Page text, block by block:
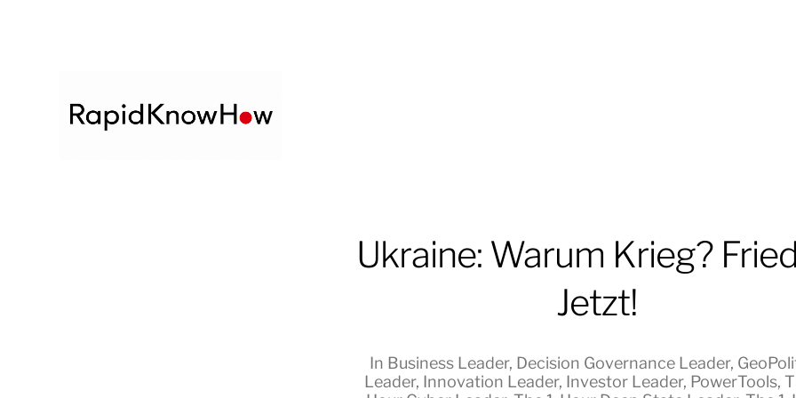
Ukraine: Warum Krieg?
Jetzt!
In Business Leader, Decision Governance Leader,
Leader, Innovation Leader, Investor Leader, PowerTools,